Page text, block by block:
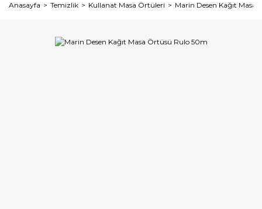
Anasayfa Temizlik Kullanat Masa Örtüleri Marin Desen Kağıt